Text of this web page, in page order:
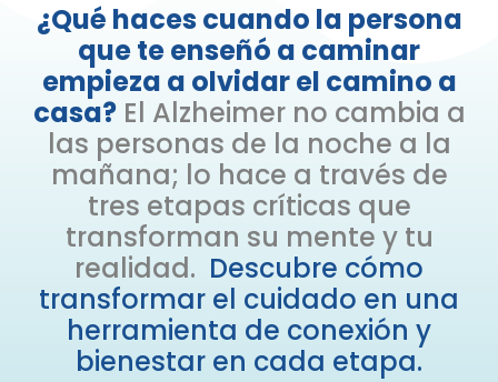
¿Qué haces cuando la persona
que te enseñó a caminar
empieza a olvidar el camino a
casa? El Alzheimer no cambia a
las personas de la noche a la
mañana; lo hace a través de
tres etapas críticas que
transforman su mente y tu
realidad. Descubre cómo
transformar el cuidado en una
herramienta de conexión y
bienestar en cada etapa.